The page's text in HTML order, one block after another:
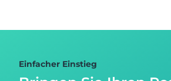
Einfacher Einstieg